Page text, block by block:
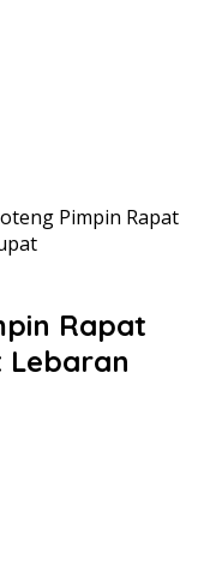
Pimpin Rapat
Rapat
Lebaran